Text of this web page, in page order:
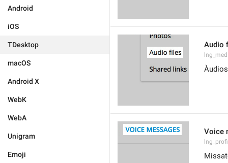
Android
iOS
TDesktop
macOS
Android X
WebK
WebA
Unigram
Emoji
Audio
Àudios
Voice